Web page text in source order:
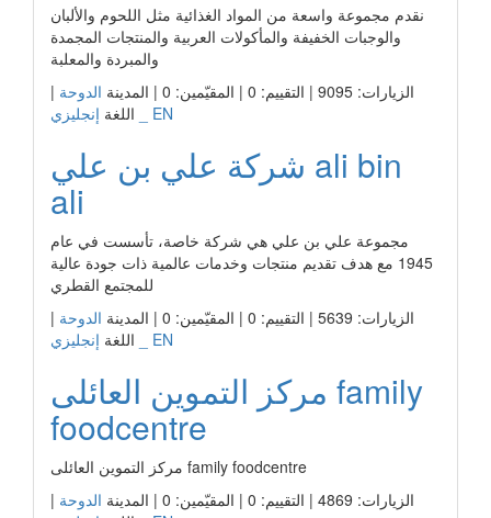
نقدم مجموعة واسعة من المواد الغذائية مثل اللحوم والألبان
والوجبات الخفيفة والمأكولات العربية والمنتجات المجمدة
والمبردة والمعلبة
الزيارات: 9095 | التقييم: 0 | المقيّمين: 0 | المدينة
الدوحة |
اللغة إنجليزي _ EN
شركة علي بن علي ali bin
ali
مجموعة علي بن علي هي شركة خاصة، تأسست في عام
1945 مع هدف تقديم منتجات وخدمات عالمية ذات جودة عالية
للمجتمع القطري
الزيارات: 5639 | التقييم: 0 | المقيّمين: 0 | المدينة
الدوحة |
اللغة إنجليزي _ EN
مركز التموين العائلى family
foodcentre
مركز التموين العائلى family foodcentre
الزيارات: 4869 | التقييم: 0 | المقيّمين: 0 | المدينة
الدوحة |